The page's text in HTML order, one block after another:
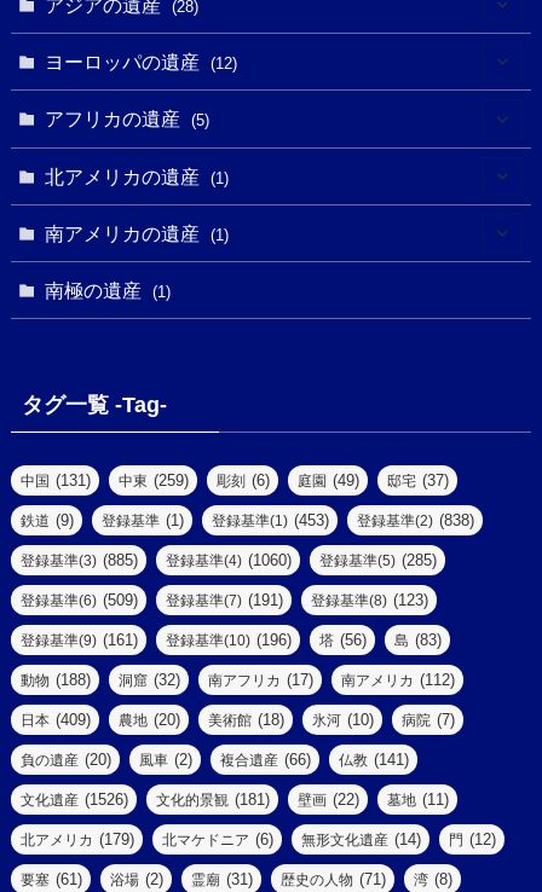
(3)
(7)
(5)
(39)
(290)
(7)
(6)
(3)
(3)
(6)
(2)
(5)
(16)
(62)
(14)
(61)
(9)
(2)
(17)
(8)
(73)
(11)
(5)
(2)
(2)
(8)
(4)
(8)
(2)
(2)
(10)
(1)
(1)
(7)
(2)
(47)
(19)
(8)
アジアの遺産 (28)
(1)
(1)
(18)
(2)
(1)
ヨーロッパの遺産 (12)
(2)
(1)
(1)
(2)
(2)
アフリカの遺産 (5)
(3)
北アメリカの遺産 (1)
(1)
(1)
南アメリカの遺産 (1)
南極の遺産 (1)
タグ一覧 -Tag-
中国 (131) 中東 (259) 彫刻 (6) 庭園 (49) 邸宅 (37)
鉄道 (9) 登録基準 (1) 登録基準(1) (453) 登録基準(2) (838)
登録基準(3) (885) 登録基準(4) (1060) 登録基準(5) (285)
登録基準(6) (509) 登録基準(7) (191) 登録基準(8) (123)
登録基準(9) (161) 登録基準(10) (196) 塔 (56) 島 (83)
動物 (188) 洞窟 (32) 南アフリカ (17) 南アメリカ (112)
日本 (409) 農地 (20) 美術館 (18) 氷河 (10) 病院 (7)
負の遺産 (20) 風車 (2) 複合遺産 (66) 仏教 (141)
文化遺産 (1526) 文化的景観 (181) 壁画 (22) 墓地 (11)
北アメリカ (179) 北マケドニア (6) 無形文化遺産 (14) 門 (12)
要塞 (61) 浴場 (2) 霊廟 (31) 歴史の人物 (71) 湾 (8)